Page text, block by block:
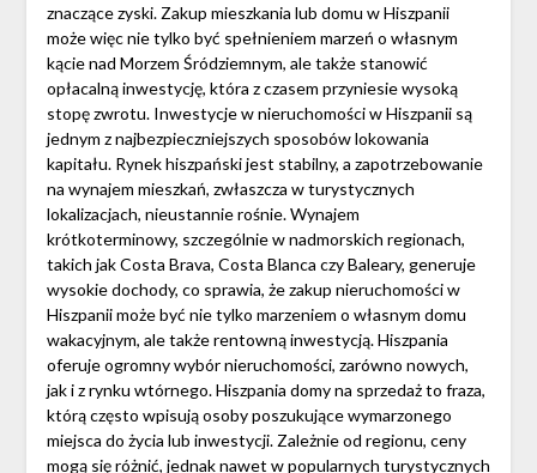
znaczące zyski. Zakup mieszkania lub domu w Hiszpanii
może więc nie tylko być spełnieniem marzeń o własnym
kącie nad Morzem Śródziemnym, ale także stanowić
opłacalną inwestycję, która z czasem przyniesie wysoką
stopę zwrotu. Inwestycje w nieruchomości w Hiszpanii są
jednym z najbezpieczniejszych sposobów lokowania
kapitału. Rynek hiszpański jest stabilny, a zapotrzebowanie
na wynajem mieszkań, zwłaszcza w turystycznych
lokalizacjach, nieustannie rośnie. Wynajem
krótkoterminowy, szczególnie w nadmorskich regionach,
takich jak Costa Brava, Costa Blanca czy Baleary, generuje
wysokie dochody, co sprawia, że zakup nieruchomości w
Hiszpanii może być nie tylko marzeniem o własnym domu
wakacyjnym, ale także rentowną inwestycją. Hiszpania
oferuje ogromny wybór nieruchomości, zarówno nowych,
jak i z rynku wtórnego. Hiszpania domy na sprzedaż to fraza,
którą często wpisują osoby poszukujące wymarzonego
miejsca do życia lub inwestycji. Zależnie od regionu, ceny
mogą się różnić, jednak nawet w popularnych turystycznych